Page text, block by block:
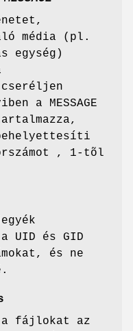
média (pl.
egység)
a MESSAGE
, 1-tõl
UID és GID
és ne
a fájlokat az